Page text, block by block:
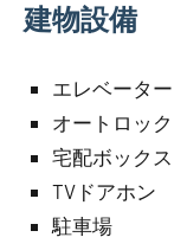
建物設備
エレベーター
オートロック
宅配ボックス
TVドアホン
駐車場